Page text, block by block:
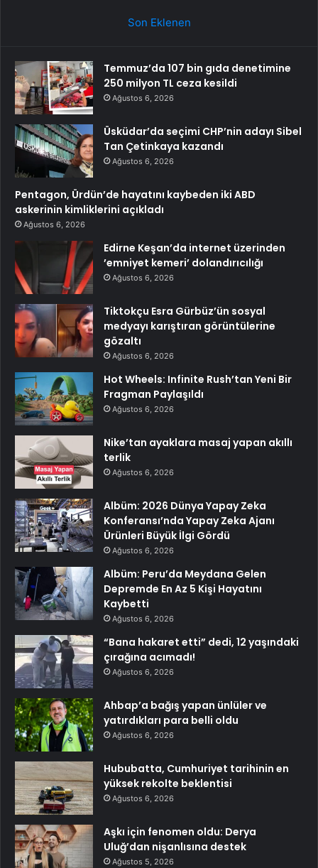
Son Eklenen
Temmuz’da 107 bin gıda denetimine
250 milyon TL ceza kesildi
Ağustos 6, 2026
Üsküdar’da seçimi CHP’nin adayı Sibel
Tan Çetinkaya kazandı
Ağustos 6, 2026
Pentagon, Ürdün’de hayatını kaybeden iki ABD
askerinin kimliklerini açıkladı
Ağustos 6, 2026
Edirne Keşan’da internet üzerinden
’emniyet kemeri’ dolandırıcılığı
Ağustos 6, 2026
Tiktokçu Esra Gürbüz’ün sosyal
medyayı karıştıran görüntülerine
gözaltı
Ağustos 6, 2026
Hot Wheels: Infinite Rush’tan Yeni Bir
Fragman Paylaşıldı
Ağustos 6, 2026
Nike’tan ayaklara masaj yapan akıllı
terlik
Ağustos 6, 2026
Albüm: 2026 Dünya Yapay Zeka
Konferansı’nda Yapay Zeka Ajanı
Ürünleri Büyük İlgi Gördü
Ağustos 6, 2026
Albüm: Peru’da Meydana Gelen
Depremde En Az 5 Kişi Hayatını
Kaybetti
Ağustos 6, 2026
“Bana hakaret etti” dedi, 12 yaşındaki
çırağına acımadı!
Ağustos 6, 2026
Ahbap’a bağış yapan ünlüler ve
yatırdıkları para belli oldu
Ağustos 6, 2026
Hububatta, Cumhuriyet tarihinin en
yüksek rekolte beklentisi
Ağustos 6, 2026
Aşkı için fenomen oldu: Derya
Uluğ’dan nişanlısına destek
Ağustos 5, 2026